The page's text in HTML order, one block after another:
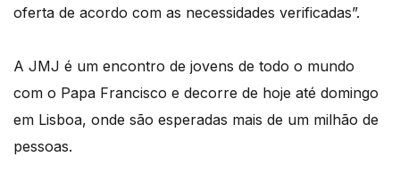
oferta de acordo com as necessidades verificadas”.
A JMJ é um encontro de jovens de todo o mundo
com o Papa Francisco e decorre de hoje até domingo
em Lisboa, onde são esperadas mais de um milhão de
pessoas.